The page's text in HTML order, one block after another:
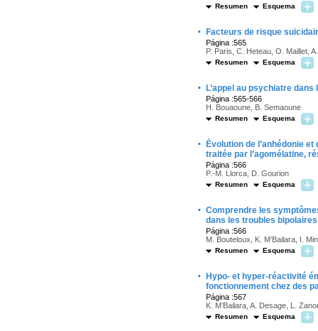
Resumen Esquema
· Facteurs de risque
Página :565
P. Paris, C. Heteau, O. Maillet,
Resumen Esquema
· L’appel au psychiatre
Página :565-566
H. Bouaoune, B. Semaoune
Resumen Esquema
·
Évolution de l’anhédonie
traitée par l’agomélatine,
Página :566
P.-M. Llorca, D. Gourion
Resumen Esquema
· Comprendre les
dans les troubles bipolaires
Página :566
M. Bouteloux, K. M’Bailara, I.
Resumen Esquema
·
Hypo- et hyper-réactivité
fonctionnement chez des
Página :567
K. M’Bailara, A. Desage, L.
Resumen Esquema